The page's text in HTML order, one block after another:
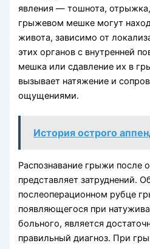
явления — тошнота,
грыжевом мешке могут
живота, зависимо от
этих органов с внутренней
мешка или сдавление их в
вызывает натяжение и
ощущениями.
История острого
Распознавание грыжи после
представляет затруднений.
послеоперационном рубце
появляющегося при
больного, является
правильный диагноз. При